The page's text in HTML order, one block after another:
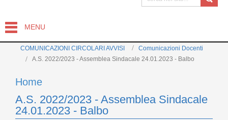
MENU
COMUNICAZIONI CIRCOLARI AVVISI
Comunicazioni Docenti
A.S. 2022/2023 - Assemblea Sindacale 24.01.2023 - Balbo
Home
A.S. 2022/2023 - Assemblea Sindacale
24.01.2023 - Balbo